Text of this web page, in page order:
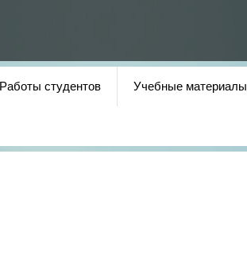
Работы студентов Учебные материалы